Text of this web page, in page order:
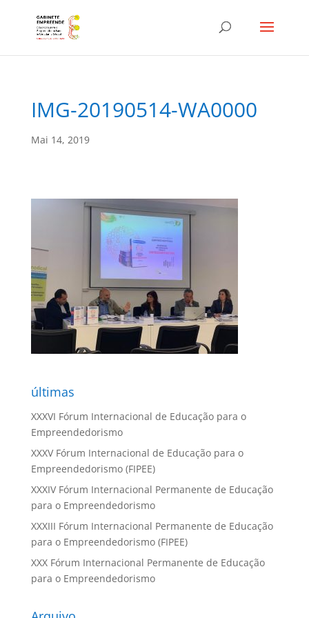
IMG-20190514-WA0000
Mai 14, 2019
últimas
XXXVI Fórum Internacional de Educação para o
Empreendedorismo
XXXV Fórum Internacional de Educação para o
Empreendedorismo (FIPEE)
XXXIV Fórum Internacional Permanente de Educação
para o Empreendedorismo
XXXIII Fórum Internacional Permanente de Educação
para o Empreendedorismo (FIPEE)
XXX Fórum Internacional Permanente de Educação
para o Empreendedorismo